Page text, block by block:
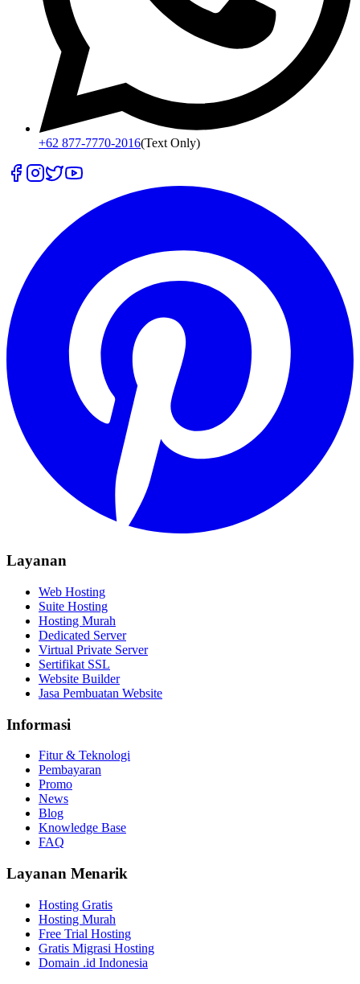
+62 877-7770-2016(Text Only)
Layanan
Web Hosting
Suite Hosting
Hosting Murah
Dedicated Server
Virtual Private Server
Sertifikat SSL
Website Builder
Jasa Pembuatan Website
Informasi
Fitur & Teknologi
Pembayaran
Promo
News
Blog
Knowledge Base
FAQ
Layanan Menarik
Hosting Gratis
Hosting Murah
Free Trial Hosting
Gratis Migrasi Hosting
Domain .id Indonesia